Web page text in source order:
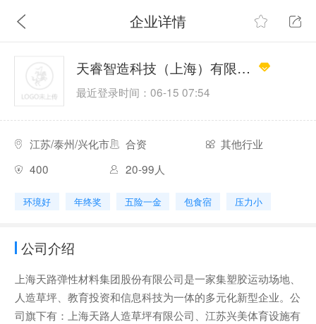
企业详情
天睿智造科技（上海）有限公司
最近登录时间：06-15 07:54
江苏/泰州/兴化市 合资
其他行业
400
20-99人
环境好 年终奖 五险一金 包食宿 压力小
公司介绍
上海天路弹性材料集团股份有限公司是一家集塑胶运动场地、
人造草坪、教育投资和信息科技为一体的多元化新型企业。公
司旗下有：上海天路人造草坪有限公司、江苏兴美体育设施有